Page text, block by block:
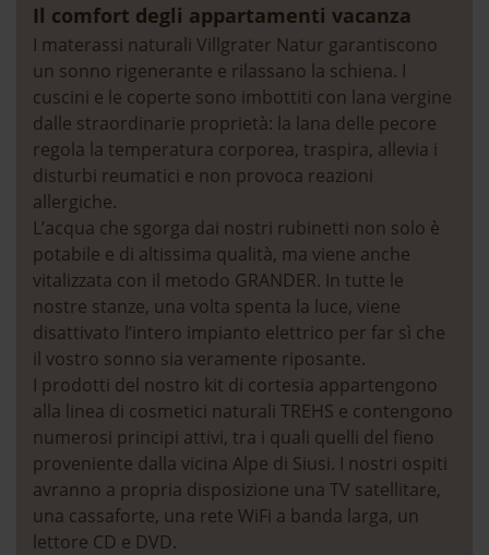
I prezzi della vostra vacanza
a Bulla, in Val Gardena
Siëla al giorno * a settimana *
13.06. - 11.09.2026 € 193,- € 1.350,-
12.09. - 25.09.2026 € 168,- € 1.170,-
26.09. - 28.11.2026
Il comfort degli appartamenti vacanza
I materassi naturali Villgrater Natur garantiscono
un sonno rigenerante e rilassano la schiena. I
cuscini e le coperte sono imbottiti con lana vergine
dalle straordinarie proprietà: la lana delle pecore
regola la temperatura corporea, traspira, allevia i
disturbi reumatici e non provoca reazioni
allergiche.
L’acqua che sgorga dai nostri rubinetti non solo è
potabile e di altissima qualità, ma viene anche
vitalizzata con il metodo GRANDER. In tutte le
nostre stanze, una volta spenta la luce, viene
disattivato l’intero impianto elettrico per far sì che
il vostro sonno sia veramente riposante.
I prodotti del nostro kit di cortesia appartengono
alla linea di cosmetici naturali TREHS e contengono
numerosi principi attivi, tra i quali quelli del fieno
proveniente dalla vicina Alpe di Siusi. I nostri ospiti
avranno a propria disposizione una TV satellitare,
una cassaforte, una rete WiFi a banda larga, un
lettore CD e DVD.